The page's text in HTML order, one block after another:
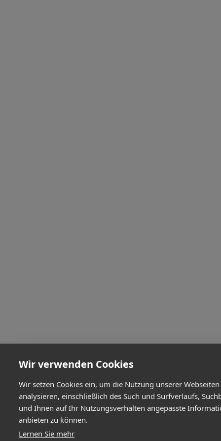
Wir verwenden Cookies
Wir setzen Cookies ein, um die Nutzung unserer
analysieren, einschließlich des Such und Surfverlaufs,
und Ihnen auf Ihr Nutzungsverhalten angepasste
anbieten zu können.
Lernen Sie mehr